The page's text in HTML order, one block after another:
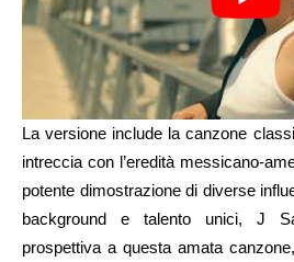
La versione include la canzone
intreccia con l’eredità messicano-
potente dimostrazione di diverse
background e talento unici, J
prospettiva a questa amata